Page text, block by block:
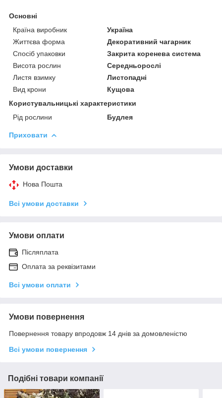
Основні
Країна виробник
Україна
Життєва форма
Декоративний чагарник
Спосіб упаковки
Закрита коренева система
Висота рослин
Середньорослі
Листя взимку
Листопадні
Вид крони
Кущова
Користувальницькі характеристики
Рід рослини
Будлея
Приховати
Умови доставки
Нова Пошта
Всі умови доставки
Умови оплати
Післяплата
Оплата за реквізитами
Всі умови оплати
Умови повернення
Повернення товару впродовж 14 днів за домовленістю
Всі умови повернення
Подібні товари компанії